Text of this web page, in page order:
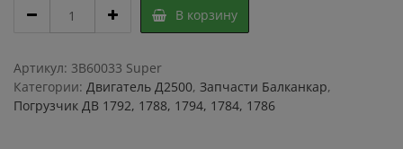
2500
6
шт
32181447,
В корзину
Артикул: 3B60033 Super
Категории: Двигатель Д2500, Запчасти Балканкар,
Погрузчик ДВ 1792, 1788, 1794, 1784, 1786